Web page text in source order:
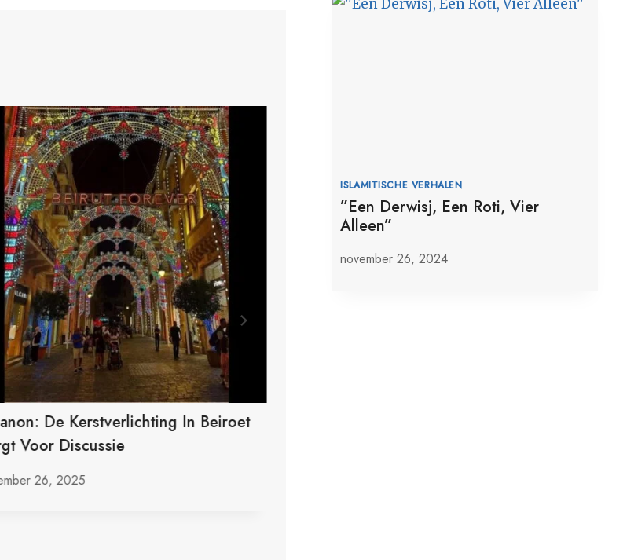
De Kerstverlichting In Beiroet
Voor Discussie
26, 2025
ISLAMITISCHE VERHALEN
”Een Derwisj, Een Roti, Vier
Alleen”
november 26, 2024